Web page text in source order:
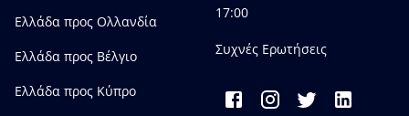
Ελλάδα προς Ολλανδία
Ελλάδα προς Bέλγιο
Ελλάδα προς Κύπρο
17:00
Συχνές Ερωτήσεις